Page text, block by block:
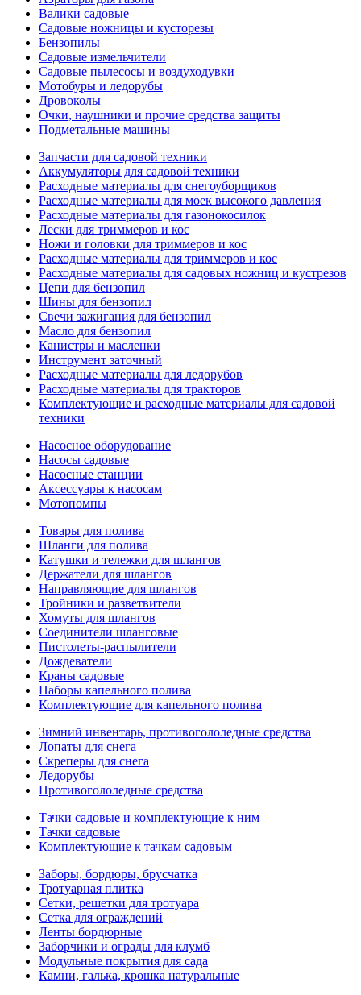
Валики садовые
Садовые ножницы и кусторезы
Бензопилы
Садовые измельчители
Садовые пылесосы и воздуходувки
Мотобуры и ледорубы
Дровоколы
Очки, наушники и прочие средства защиты
Подметальные машины
Запчасти для садовой техники
Аккумуляторы для садовой техники
Расходные материалы для снегоуборщиков
Расходные материалы для моек высокого давления
Расходные материалы для газонокосилок
Лески для триммеров и кос
Ножи и головки для триммеров и кос
Расходные материалы для триммеров и кос
Расходные материалы для садовых ножниц и кустрезов
Цепи для бензопил
Шины для бензопил
Свечи зажигания для бензопил
Масло для бензопил
Канистры и масленки
Инструмент заточный
Расходные материалы для ледорубов
Расходные материалы для тракторов
Комплектующие и расходные материалы для садовой
техники
Насосное оборудование
Насосы садовые
Насосные станции
Аксессуары к насосам
Мотопомпы
Товары для полива
Шланги для полива
Катушки и тележки для шлангов
Держатели для шлангов
Направляющие для шлангов
Тройники и разветвители
Хомуты для шлангов
Соединители шланговые
Пистолеты-распылители
Дождеватели
Краны садовые
Наборы капельного полива
Комплектующие для капельного полива
Зимний инвентарь, противогололедные средства
Лопаты для снега
Скреперы для снега
Ледорубы
Противогололедные средства
Тачки садовые и комплектующие к ним
Тачки садовые
Комплектующие к тачкам садовым
Заборы, бордюры, брусчатка
Тротуарная плитка
Сетки, решетки для тротуара
Сетка для ограждений
Ленты бордюрные
Заборчики и ограды для клумб
Модульные покрытия для сада
Камни, галька, крошка натуральные